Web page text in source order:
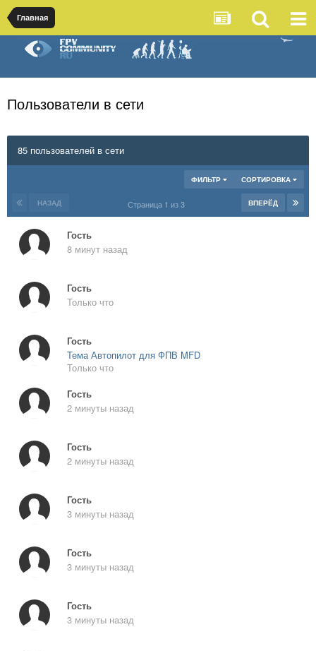
Главная
Пользователи в сети
85 пользователей в сети
СОРТИРОВКА
ФИЛЬТР
НАЗАД ВПЕРЁД
Страница 1 из 3
Гость
8 минут назад
Гость
Только что
Гость
Тема Автопилот для ФПВ MFD
Только что
Гость
2 минуты назад
Гость
2 минуты назад
Гость
3 минуты назад
Гость
3 минуты назад
Гость
3 минуты назад